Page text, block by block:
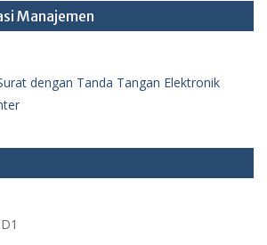
Manajemen
dengan Tanda Tangan Elektronik